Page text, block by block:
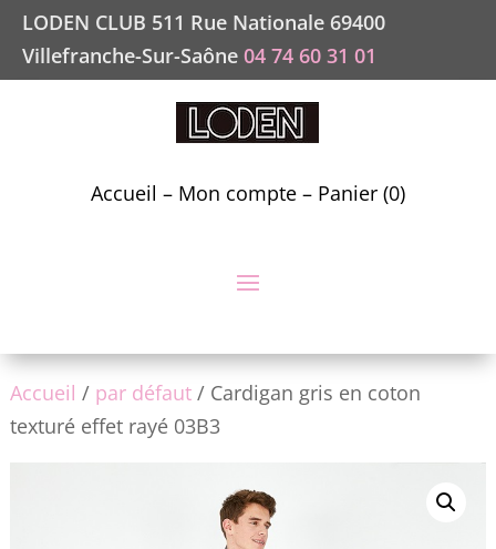
LODEN CLUB 511 Rue Nationale 69400
Villefranche-Sur-Saône 04 74 60 31 01
Accueil – Mon compte– Panier (0)
Accueil / par défaut/ Cardigan gris en coton
texturé effet rayé 03B3